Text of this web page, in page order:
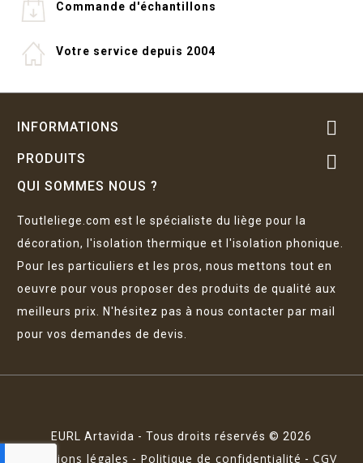
Commande d'échantillons
Votre service depuis 2004
INFORMATIONS 
PRODUITS 
QUI SOMMES NOUS ?
Toutleliege.com est le spécialiste du liège pour la
décoration, l'isolation thermique et l'isolation phonique.
Pour les particuliers et les pros, nous mettons tout en
oeuvre pour vous proposer des produits de qualité aux
meilleurs prix. N'hésitez pas à nous contacter par mail
pour vos demandes de devis.
EURL Artavida - Tous droits réservés © 2026
Mentions légales - Politique de confidentialité - CGV